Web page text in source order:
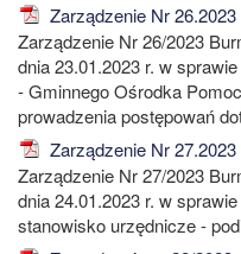
Zarządzenie Nr
Zarządzenie Nr 26/2023
dnia 23.01.2023 r. w
- Gminnego Ośrodka
prowadzenia postępowań
Zarządzenie Nr
Zarządzenie Nr 27/2023
dnia 24.01.2023 r. w
stanowisko urzędnicze -